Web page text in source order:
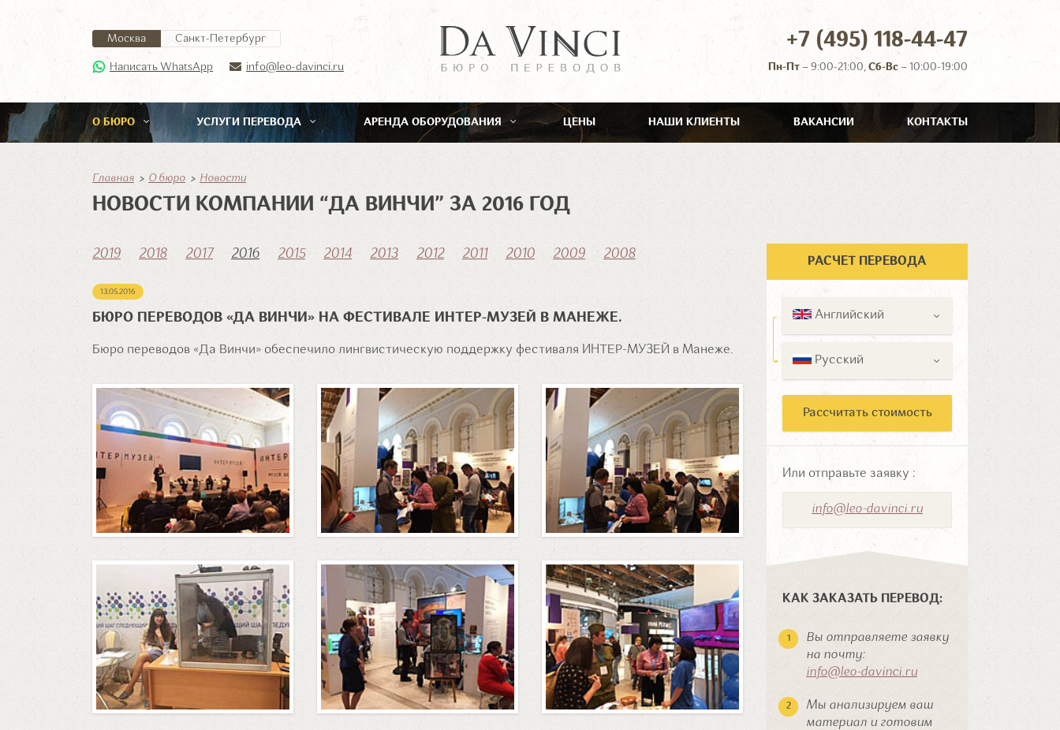
Москва Санкт-Петербург
Написать WhatsApp info@leo-davinci.ru
+7 (495) 118-44-47
Пн-Пт – 9:00-21:00, Сб-Вс – 10:00-19:00
О БЮРО УСЛУГИ ПЕРЕВОДА АРЕНДА ОБОРУДОВАНИЯ ЦЕНЫ НАШИ КЛИЕНТЫ ВАКАНСИИ КОНТАКТЫ
Главная О бюро Новости
НОВОСТИ КОМПАНИИ “ДА ВИНЧИ” ЗА 2016 ГОД
2019 2018 2017 2016 2015 2014 2013 2012 2011 2010 2009 2008
13.05.2016
БЮРО ПЕРЕВОДОВ «ДА ВИНЧИ» НА ФЕСТИВАЛЕ ИНТЕР-МУЗЕЙ В МАНЕЖЕ.
Бюро переводов «Да Винчи» обеспечило лингвистическую поддержку фестиваля ИНТЕР-МУЗЕЙ в Манеже.
РАСЧЕТ ПЕРЕВОДА
Английский
Русский
Рассчитать стоимость
Или отправьте заявку :
info@leo-davinci.ru
КАК ЗАКАЗАТЬ ПЕРЕВОД:
Вы отправляете заявку
на почту:
info@leo-davinci.ru
Мы анализируем ваш
материал и готовим